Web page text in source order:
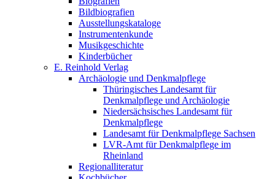
Bildbiografien
Ausstellungskataloge
Instrumentenkunde
Musikgeschichte
Kinderbücher
E. Reinhold Verlag
Archäologie und Denkmalpflege
Thüringisches Landesamt für
Denkmalpflege und Archäologie
Niedersächsisches Landesamt für
Denkmalpflege
Landesamt für Denkmalpflege Sachsen
LVR-Amt für Denkmalpflege im
Rheinland
Regionalliteratur